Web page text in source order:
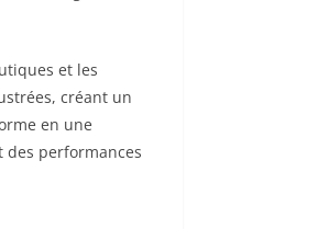
et les
créant un
en une
performances